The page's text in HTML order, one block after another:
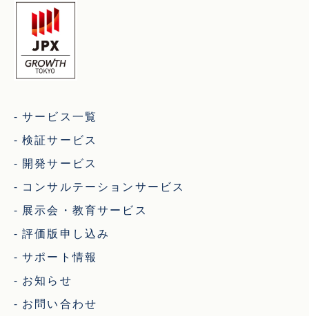
サービス一覧
検証サービス
開発サービス
コンサルテーションサービス
展示会・教育サービス
評価版申し込み
サポート情報
お知らせ
お問い合わせ